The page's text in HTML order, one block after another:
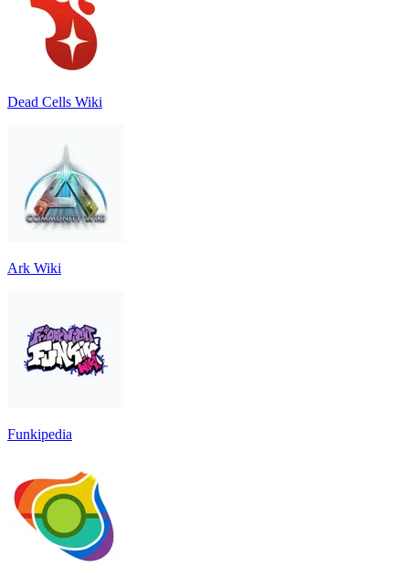
Dead Cells Wiki
Ark Wiki
Funkipedia